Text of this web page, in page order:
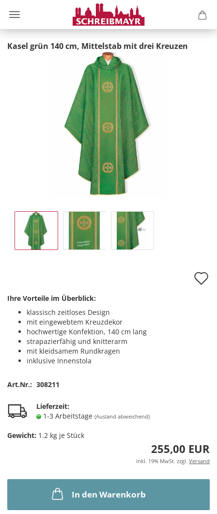
Kasel grün 140 cm, Mittelstab mit drei Kreuzen
Ihre Vorteile im Überblick:
klassisch zeitloses Design
mit eingewebtem Kreuzdekor
hochwertige Konfektion, 140 cm lang
strapazierfähig und knitterarm
mit kleidsamem Rundkragen
inklusive Innenstola
Art.Nr.: 308211
Lieferzeit:
1-3 Arbeitstage (Ausland abweichend)
Gewicht: 1.2 kg je Stück
255,00 EUR
inkl. 19% MwSt. zzgl. Versand
In den Warenkorb